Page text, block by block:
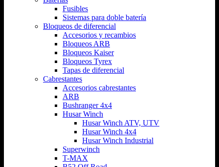
Fusibles
Sistemas para doble batería
Bloqueos de diferencial
Accesorios y recambios
Bloqueos ARB
Bloqueos Kaiser
Bloqueos Tyrex
Tapas de diferencial
Cabrestantes
Accesorios cabrestantes
ARB
Bushranger 4x4
Husar Winch
Husar Winch ATV, UTV
Husar Winch 4x4
Husar Winch Industrial
Superwinch
T-MAX